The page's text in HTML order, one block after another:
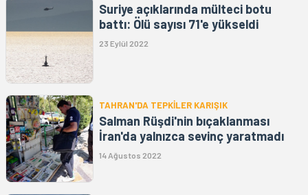
Suriye açıklarında mülteci botu
battı: Ölü sayısı 71'e yükseldi
23 Eylül 2022
TAHRAN'DA TEPKİLER KARIŞIK
Salman Rüşdi'nin bıçaklanması
İran'da yalnızca sevinç yaratmadı
14 Ağustos 2022